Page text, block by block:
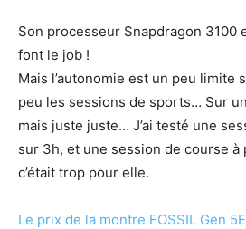
Son processeur Snapdragon 3100
font le job !
Mais l’autonomie est un peu limite
peu les sessions de sports… Sur
mais juste juste… J’ai testé une
sur 3h, et une session de course à
c’était trop pour elle.
Le prix de la montre FOSSIL Gen